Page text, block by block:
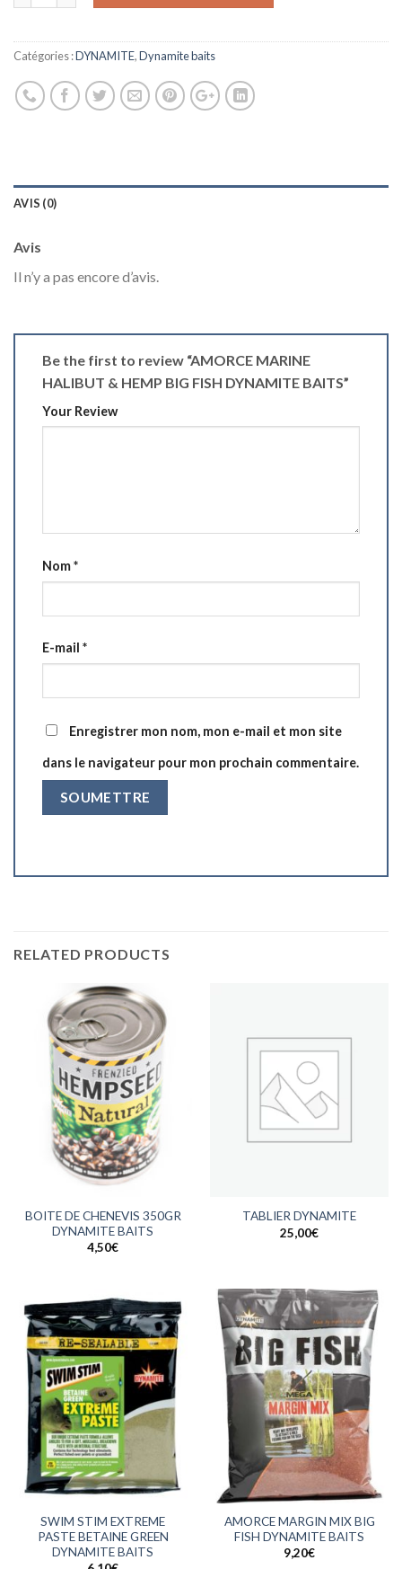
Catégories :DYNAMITE,Dynamite baits
AVIS (0)
Avis
Il n’y a pas encore d’avis.
Be the first to review “AMORCE MARINE
HALIBUT & HEMP BIG FISH DYNAMITE BAITS”
Your Review
Nom*
E-mail *
Enregistrer mon nom, mon e-mail et mon site
dans le navigateur pour mon prochain commentaire.
RELATED PRODUCTS
BOITE DE CHENEVIS 350GR
DYNAMITE BAITS
4,50€
TABLIER DYNAMITE
25,00€
SWIM STIM EXTREME
PASTE BETAINE GREEN
DYNAMITE BAITS
AMORCE MARGIN MIX BIG
FISH DYNAMITE BAITS
9,20€